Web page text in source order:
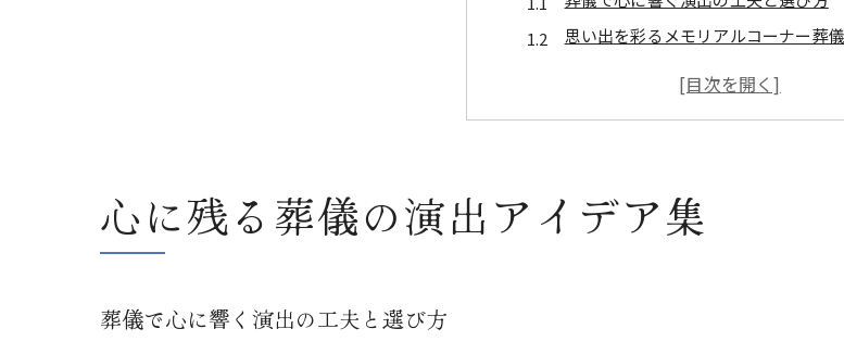
思い出を彩るメモリアルコーナー葬
明るい葬式海外の演出例と葬儀の新発
葬儀にふさわしい手作りメモリアル
心に残る葬儀の演出アイデア集
葬儀で心に響く演出の工夫と選び方